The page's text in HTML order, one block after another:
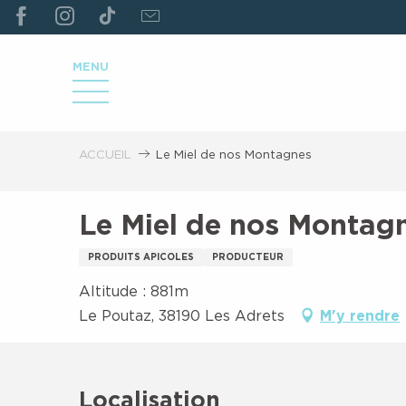
ALLER
AU
PRINCIPAL
MENU
ACCUEIL Le Miel de nos Montagnes
Le Miel de nos
PRODUITS APICOLES PRODUCTEUR
Altitude : 881m
Le Poutaz, 38190 Les Adrets
M'y rendre
Localisation